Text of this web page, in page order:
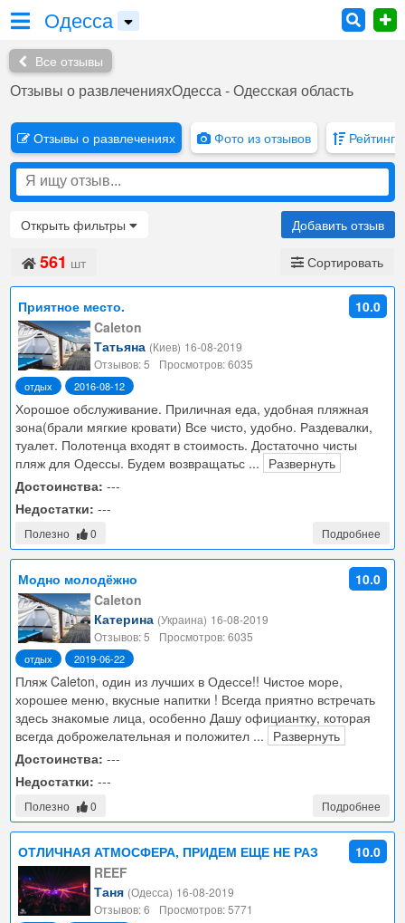
Одесса
Все отзывы
Отзывы о развлеченияхОдесса - Одесская область
Отзывы о развлечениях Фото из отзывов Рейтинг
Открыть фильтры Добавить отзыв
561 шт Сортировать
Приятное место.
10.0
Caleton
Татьяна (Киев) 16-08-2019
Отзывов: 5
Просмотров: 6035
отдых 2016-08-12
Хорошое обслуживание. Приличная еда, удобная пляжная
зона(брали мягкие кровати) Все чисто, удобно. Раздевалки,
туалет. Полотенца входят в стоимость. Достаточно чисты
пляж для Одессы. Будем возвращатьс ... Развернуть
Достоинства: ---
Недостатки: ---
Полезно 0 Подробнее
Модно молодёжно
10.0
Caleton
Катерина (Украина) 16-08-2019
Отзывов: 5
Просмотров: 6035
отдых 2019-06-22
Пляж Caleton, один из лучших в Одессе!! Чистое море,
хорошее меню, вкусные напитки ! Всегда приятно встречать
здесь знакомые лица, особенно Дашу официантку, которая
всегда доброжелательная и положител ... Развернуть
Достоинства: ---
Недостатки: ---
Полезно 0 Подробнее
ОТЛИЧНАЯ АТМОСФЕРА, ПРИДЕМ ЕЩЕ НЕ РАЗ
10.0
REEF
Таня (Одесса) 16-08-2019
Отзывов: 6
Просмотров: 5771